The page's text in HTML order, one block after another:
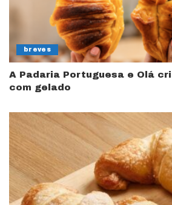
breves
A Padaria Portuguesa e Olá
com gelado